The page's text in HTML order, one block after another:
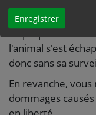
Enregistrer
Un chien vous
Le propriétaire
l'animal s'est
donc sans sa
En revanche,
dommages